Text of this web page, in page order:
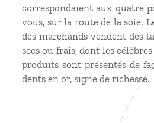
correspondaient aux quatre
vous, sur la route de la soie.
des marchands vendent des
secs ou frais, dont les
produits sont présentés de
dents en or, signe de richesse.